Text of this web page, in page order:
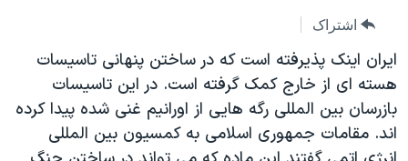
اصلی
جهش
به
جستجو
گزیده‌ها
ویژه برنامه‌ها
صفحه‌های ویژه
عملیات خشم حماسی
۲۵۰سالگی آمریکا
بایگانی برنامه‌های تلویزیونی
فرکانس‌های صدای آمریکا
پخش رادیویی
یادگیری زبان انگلیسی
اشتراک
ايران اينک پذيرفته است که در ساختن پنهانی تاسيسات
هسته ای از خارج کمک گرفته است. در اين تاسيسات
بازرسان بين المللی رگه هايی از اورانيم غنی شده پيدا کرده
اند. مقامات جمهوری اسلامی به کمسيون بين المللی